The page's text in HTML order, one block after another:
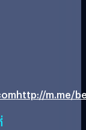
http://m.me/